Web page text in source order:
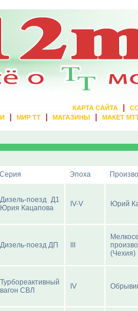
КАРТА САЙТА |
| МИР ТТ | МАГАЗИНЫ | МАКЕТ
Серия Эпоха
Дизель-поезд Д1
Юрия Кацапова
IV-V Юрий
Дизель-поезд ДП
(Чехия)
Турбореактивный
вагон СВЛ
IV